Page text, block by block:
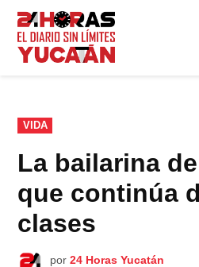
Saltar
contenido
PUBLICADO
EN
VIDA
La bailarina
que continúa
clases
por 24 Horas Yucatán